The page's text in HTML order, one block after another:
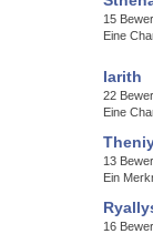
15
Eine
Iarith
22
Eine
13
Ein
16